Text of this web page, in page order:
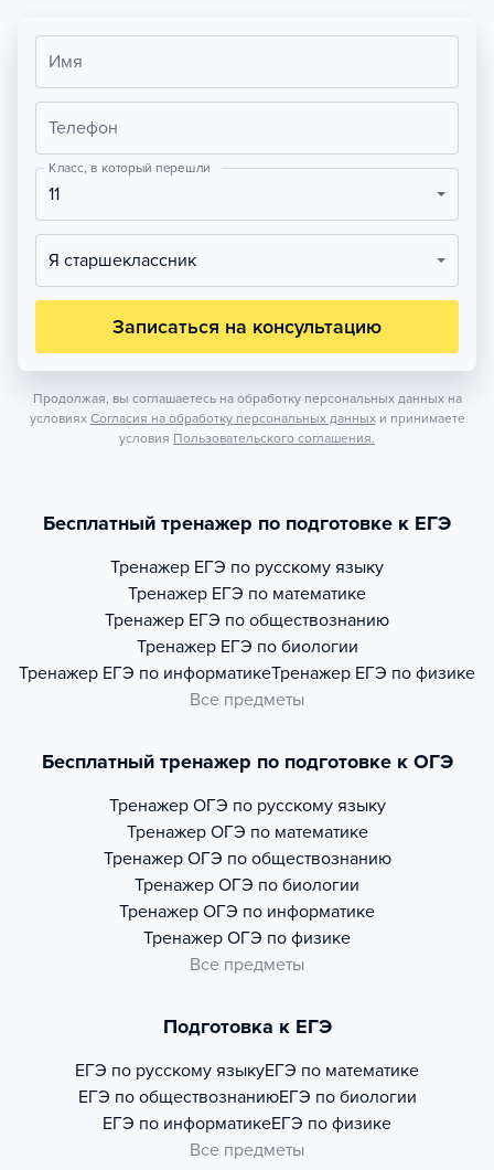
Имя
Телефон
Класс, в который перешли
11
Я старшеклассник
Записаться на консультацию
Продолжая, вы соглашаетесь на обработку персональных данных на
условиях Согласия на обработку персональных данных и принимаете
условия Пользовательского соглашения.
Бесплатный тренажер по подготовке к ЕГЭ
Тренажер ЕГЭ по русскому языку
Тренажер ЕГЭ по математике
Тренажер ЕГЭ по обществознанию
Тренажер ЕГЭ по биологии
Тренажер ЕГЭ по информатикеТренажер ЕГЭ по физике
Все предметы
Бесплатный тренажер по подготовке к ОГЭ
Тренажер ОГЭ по русскому языку
Тренажер ОГЭ по математике
Тренажер ОГЭ по обществознанию
Тренажер ОГЭ по биологии
Тренажер ОГЭ по информатике
Тренажер ОГЭ по физике
Все предметы
Подготовка к ЕГЭ
ЕГЭ по русскому языкуЕГЭ по математике
ЕГЭ по обществознаниюЕГЭ по биологии
ЕГЭ по информатикеЕГЭ по физике
Все предметы